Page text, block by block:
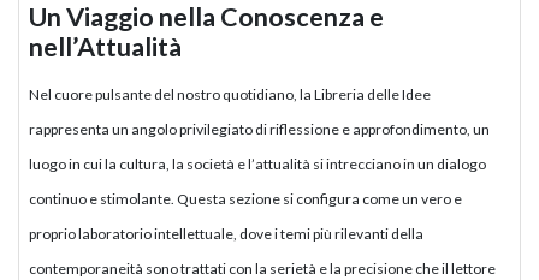
Un Viaggio nella Conoscenza e
nell’Attualità
Nel cuore pulsante del nostro quotidiano, la Libreria delle Idee
rappresenta un angolo privilegiato di riflessione e approfondimento, un
luogo in cui la cultura, la società e l’attualità si intrecciano in un dialogo
continuo e stimolante. Questa sezione si configura come un vero e
proprio laboratorio intellettuale, dove i temi più rilevanti della
contemporaneità sono trattati con la serietà e la precisione che il lettore